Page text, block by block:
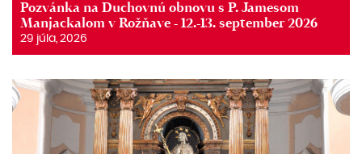
Pozvánka na Duchovnú obnovu s P. Jamesom
Manjackalom v Rožňave - 12.-13. september 2026
29 júla, 2026